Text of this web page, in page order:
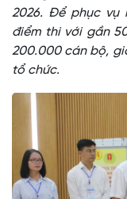
2026. Để phục vụ
điểm thi với gần
200.000 cán bộ,
tổ chức.